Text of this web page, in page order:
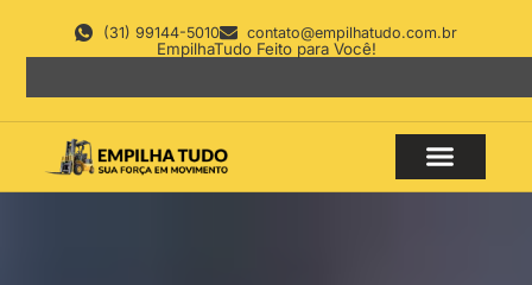
(31) 99144-5010 contato@empilhatudo.com.br
EmpilhaTudo Feito para Você!